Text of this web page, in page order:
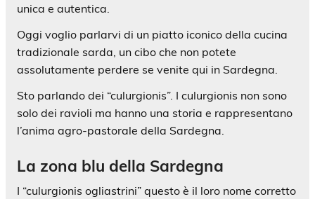
unica e autentica.
Oggi voglio parlarvi di un piatto iconico della cucina
tradizionale sarda, un cibo che non potete
assolutamente perdere se venite qui in Sardegna.
Sto parlando dei “culurgionis”. I culurgionis non sono
solo dei ravioli ma hanno una storia e rappresentano
l’anima agro-pastorale della Sardegna.
La zona blu della Sardegna
I “culurgionis ogliastrini” questo è il loro nome corretto